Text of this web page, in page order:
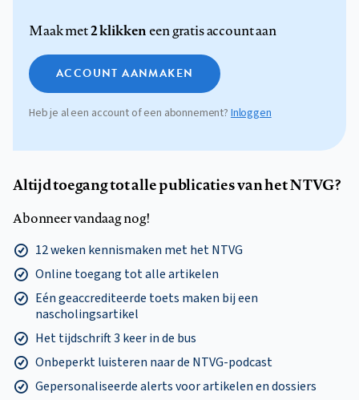
Maak met2 klikkeneen gratis account aan
ACCOUNT AANMAKEN
Heb je al een account of een abonnement? Inloggen
Altijd toegang tot alle publicaties van het NTVG?
Abonneer vandaag nog!
12 weken kennismaken met het NTVG
Online toegang tot alle artikelen
Eén geaccrediteerde toets maken bij een
nascholingsartikel
Het tijdschrift 3 keer in de bus
Onbeperkt luisteren naar de NTVG-podcast
Gepersonaliseerde alerts voor artikelen en dossiers